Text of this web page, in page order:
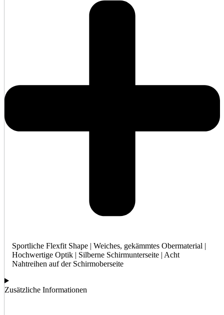
Sportliche Flexfit Shape | Weiches, gekämmtes Obermaterial |
Hochwertige Optik | Silberne Schirmunterseite | Acht
Nahtreihen auf der Schirmoberseite
Zusätzliche Informationen